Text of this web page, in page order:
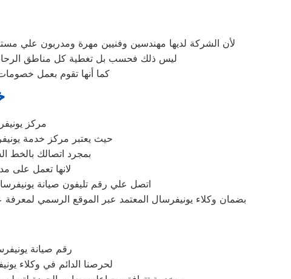
لأن الشركة لديها مهندسين وفنيين مهرة ومدربون علي
ليس ذلك فحسب بل تغطية كل مناطق الرحاب
كما أنها تقوم بعمل
مركز
حيث يعتبر مركز خدمة
بمجرد اتصالك بالخط
لانها تعمل على
اتصل علي رقم تليفون صيانة
بضمان وكلاء يونيفرسال المعتمد عبر الموقع الرسمي لمعرفة
رقم صيانة
لحرصنا الدائم في وكلاء